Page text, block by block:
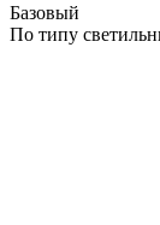
Базовый
По типу